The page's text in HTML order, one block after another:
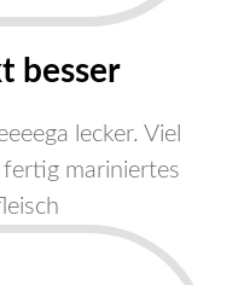
besser
lecker. Viel
mariniertes